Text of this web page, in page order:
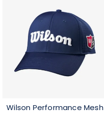
Wilson Performance Mesh